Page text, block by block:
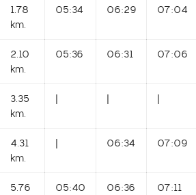
1.78
km.
05:34 06:29 07:04
2.10
km.
05:36 06:31 07:06
3.35
km.
| | |
4.31
km.
| 06:34 07:09
5.76
05:40 06:36 07:11